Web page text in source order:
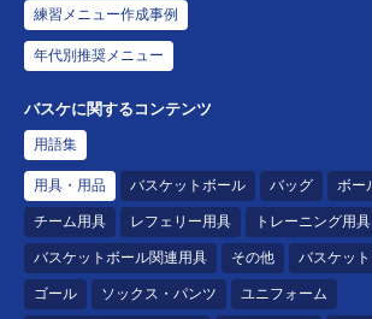
練習メニュー作成事例
年代別推奨メニュー
バスケに関するコンテンツ
用語集
用具・用品 バスケットボール バッグ ボー
チーム用具 レフェリー用具 トレーニング用具
バスケットボール関連用具 その他 バスケッ
ゴール ソックス・パンツ ユニフォーム